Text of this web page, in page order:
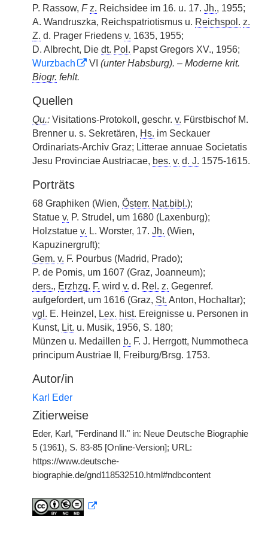
P. Rassow, F z. Reichsidee im 16. u. 17. Jh., 1955;
A. Wandruszka, Reichspatriotismus u. Reichspol. z.
Z. d. Prager Friedens v. 1635, 1955;
D. Albrecht, Die dt. Pol. Papst Gregors XV., 1956;
Wurzbach
VI (unter Habsburg). – Moderne krit.
Biogr. fehlt.
Quellen
Qu.: Visitations-Protokoll, geschr. v. Fürstbischof M.
Brenner u. s. Sekretären, Hs. im Seckauer
Ordinariats-Archiv Graz; Litterae annuae Societatis
Jesu Provinciae Austriacae, bes. v. d. J. 1575-1615.
Porträts
68 Graphiken (Wien, Österr. Nat.bibl.);
Statue v. P. Strudel, um 1680 (Laxenburg);
Holzstatue v. L. Worster, 17. Jh. (Wien,
Kapuzinergruft);
Gem. v. F. Pourbus (Madrid, Prado);
P. de Pomis, um 1607 (Graz, Joanneum);
ders., Erzhzg. F. wird v. d. Rel. z. Gegenref.
aufgefordert, um 1616 (Graz, St. Anton, Hochaltar);
vgl. E. Heinzel, Lex. hist. Ereignisse u. Personen in
Kunst, Lit. u. Musik, 1956, S. 180;
Münzen u. Medaillen b. F. J. Herrgott, Nummotheca
principum Austriae II, Freiburg/Brsg. 1753.
Autor/in
Karl Eder
Zitierweise
Eder, Karl, "Ferdinand II." in: Neue Deutsche Biographie
5 (1961), S. 83-85 [Online-Version]; URL:
https://www.deutsche-
biographie.de/gnd118532510.html#ndbcontent